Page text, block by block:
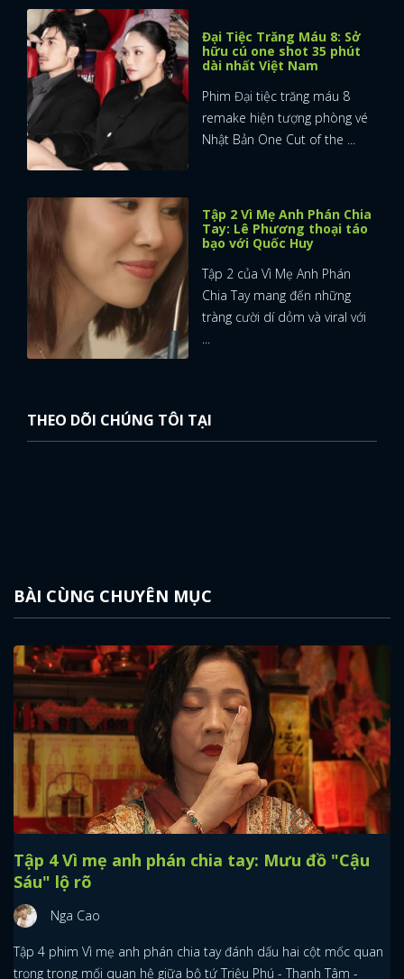
Đại Tiệc Trăng Máu 8: Sở
hữu cú one shot 35 phút
dài nhất Việt Nam
Phim Đại tiệc trăng máu 8
remake hiện tượng phòng vé
Nhật Bản One Cut of the ...
Tập 2 Vì Mẹ Anh Phán Chia
Tay: Lê Phương thoại táo
bạo với Quốc Huy
Tập 2 của Vì Mẹ Anh Phán
Chia Tay mang đến những
tràng cười dí dỏm và viral với
...
THEO DÕI CHÚNG TÔI TẠI
BÀI CÙNG CHUYÊN MỤC
Tập 4 Vì mẹ anh phán chia tay: Mưu đồ "Cậu
Sáu" lộ rõ
Nga Cao
Tập 4 phim Vì mẹ anh phán chia tay đánh dấu hai cột mốc quan
trọng trong mối quan hệ giữa bộ tứ Triệu Phú - Thanh Tâm -